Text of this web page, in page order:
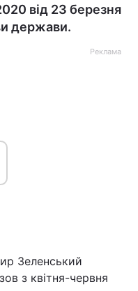
від 23 березня
держави.
Реклама
Зеленський
з квітня-червня